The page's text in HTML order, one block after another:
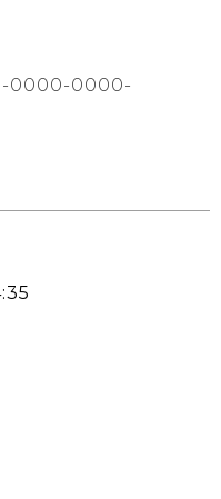
0000-0000-